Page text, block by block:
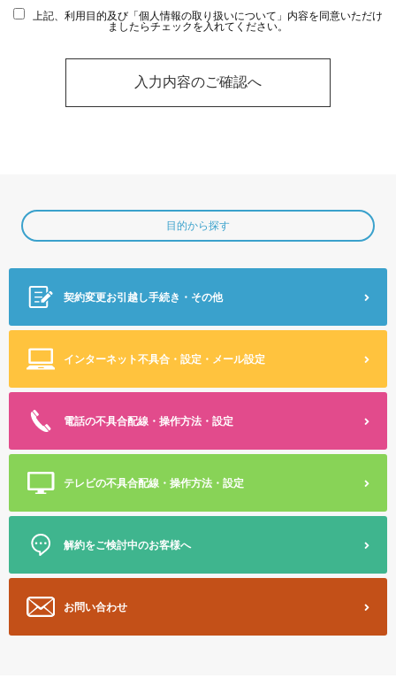
上記、利用目的及び「個人情報の取り扱いについて」内容を同意いただけ
ましたらチェックを入れてください。
目的から探す
契約変更お引越し手続き・その他
インターネット不具合・設定・メール設定
電話の不具合配線・操作方法・設定
テレビの不具合配線・操作方法・設定
解約をご検討中のお客様へ
お問い合わせ